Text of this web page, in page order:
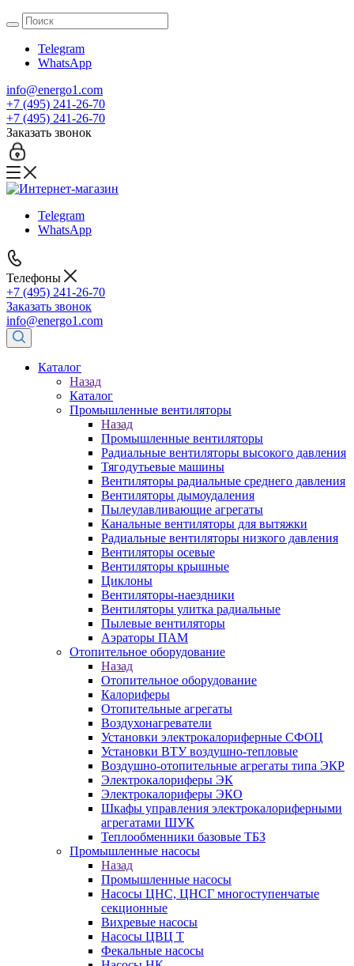
Telegram
WhatsApp
info@energo1.com
+7 (495) 241-26-70
+7 (495) 241-26-70
Заказать звонок
Telegram
WhatsApp
Телефоны
+7 (495) 241-26-70
Заказать звонок
info@energo1.com
Каталог
Назад
Каталог
Промышленные вентиляторы
Назад
Промышленные вентиляторы
Радиальные вентиляторы высокого давления
Тягодутьевые машины
Вентиляторы радиальные среднего давления
Вентиляторы дымоудаления
Пылеулавливающие агрегаты
Канальные вентиляторы для вытяжки
Радиальные вентиляторы низкого давления
Вентиляторы осевые
Вентиляторы крышные
Циклоны
Вентиляторы-наездники
Вентиляторы улитка радиальные
Пылевые вентиляторы
Аэраторы ПАМ
Отопительное оборудование
Назад
Отопительное оборудование
Калориферы
Отопительные агрегаты
Воздухонагреватели
Установки электрокалориферные СФОЦ
Установки ВТУ воздушно-тепловые
Воздушно-отопительные агрегаты типа ЭКР
Электрокалориферы ЭК
Электрокалориферы ЭКО
Шкафы управления электрокалориферными
агрегатами ШУК
Теплообменники базовые ТБЗ
Промышленные насосы
Назад
Промышленные насосы
Насосы ЦНС, ЦНСГ многоступенчатые
секционные
Вихревые насосы
Насосы ЦВЦ Т
Фекальные насосы